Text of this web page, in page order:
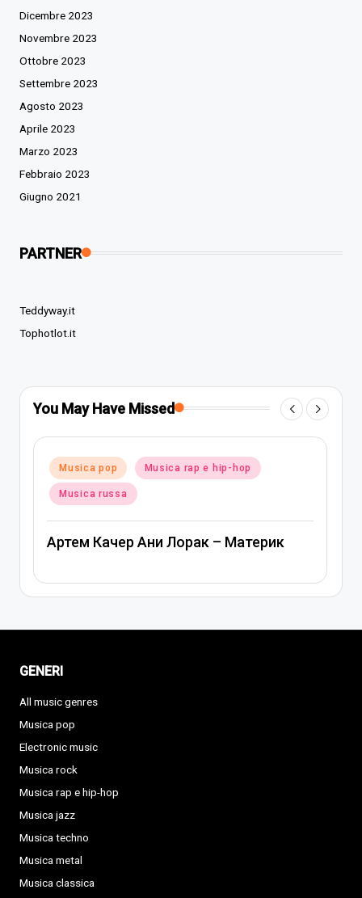
Dicembre 2023
Novembre 2023
Ottobre 2023
Settembre 2023
Agosto 2023
Aprile 2023
Marzo 2023
Febbraio 2023
Giugno 2021
PARTNER
Teddyway.it
Tophotlot.it
You May Have Missed
Musica rap e hip-hop
russa
Качер Ани Лорак – Материк
GENERI
All music genres
Musica pop
Electronic music
Musica rock
Musica rap e hip-hop
Musica jazz
Musica techno
Musica metal
Musica classica